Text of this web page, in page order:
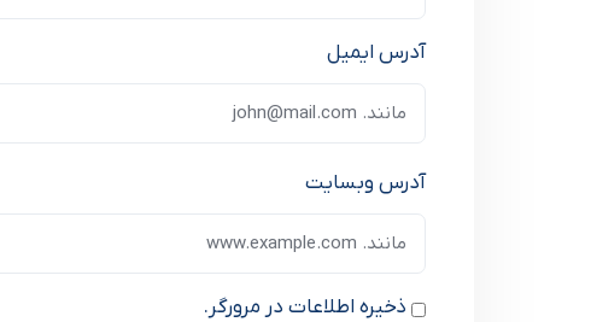
آدرس ایمیل
آدرس وبسایت
ذخیره اطلاعات در مرورگر.